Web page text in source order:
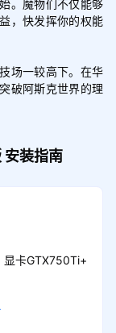
，快发挥你的权能
场一较高下。在华
破阿斯克世界的理
安装指南
显卡GTX750Ti+